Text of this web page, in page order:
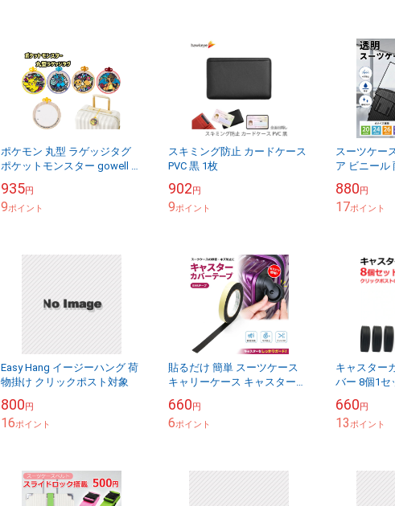
ポケモン 丸型 ラゲッジタグ
ポケットモンスター gowell ゴ
ラゲージタグ スーツケース
旅...
935円
9ポイント
スキミング防止 カードケース
PVC 黒 1枚
902円
9ポイント
スーツケー
ア ビニール
880円
17ポイント
Easy Hang イージーハング 荷
物掛け クリックポスト対象
800円
16ポイント
貼るだけ 簡単 スーツケース
キャリーケース キャスターカ
ズ防止 摩耗防止 車輪保護 騒
音軽減 ...
660円
6ポイント
キャスター
バー 8個1セ
660円
13ポイント